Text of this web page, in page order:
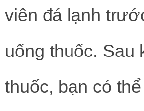
viên đá lạnh
uống thuốc. Sau
thuốc, bạn có